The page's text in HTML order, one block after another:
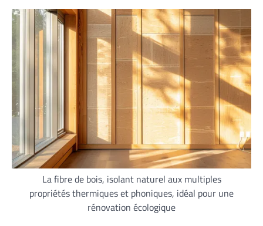
La fibre de bois, isolant naturel aux multiples
propriétés thermiques et phoniques, idéal pour une
rénovation écologique